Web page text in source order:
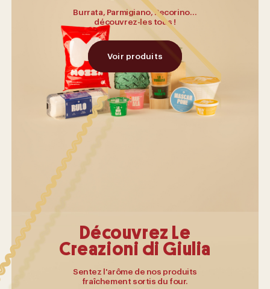
Burrata, Parmigiano, Pecorino…
découvrez-les tous !
Voir produits
Découvrez Le
Creazioni di Giulia
Sentez l'arôme de nos produits
fraîchement sortis du four.